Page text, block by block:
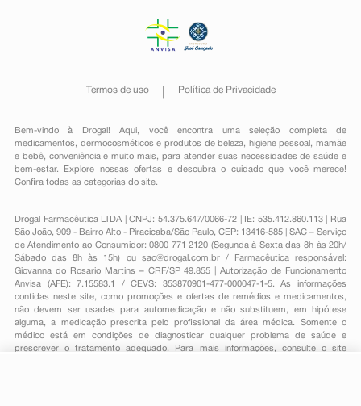
Termos de uso Política de Privacidade
Bem-vindo à Drogal! Aqui, você encontra uma seleção completa de
medicamentos , dermocosméticos e produtos de beleza, higiene pessoal ,mamãe
e bebê, conveniênciae muito mais, para atender suas necessidades de saúde e
bem-estar. Explore nossas ofertas e descubra o cuidado que você merece!
Confira todas as categorias do site.
Drogal Farmacêutica LTDA | CNPJ: 54.375.647/0066-72 | IE: 535.412.860.113 | Rua
São João, 909 - Bairro Alto - Piracicaba/São Paulo, CEP: 13416-585 | SAC – Serviço
de Atendimento ao Consumidor: 0800 771 2120 (Segunda à Sexta das 8h às 20h/
Sábado das 8h às 15h) ou sac@drogal.com.br/ Farmacêutica responsável:
Giovanna do Rosario Martins – CRF/SP 49.855 | Autorização de Funcionamento
Anvisa (AFE): 7.15583.1 / CEVS: 353870901-477-000047-1-5. As informações
contidas neste site, como promoções e ofertas de remédios e medicamentos,
não devem ser usadas para automedicação e não substituem, em hipótese
alguma, a medicação prescrita pelo profissional da área médica. Somente o
médico está em condições de diagnosticar qualquer problema de saúde e
prescrever o tratamento adequado. Para mais informações, consulte o site